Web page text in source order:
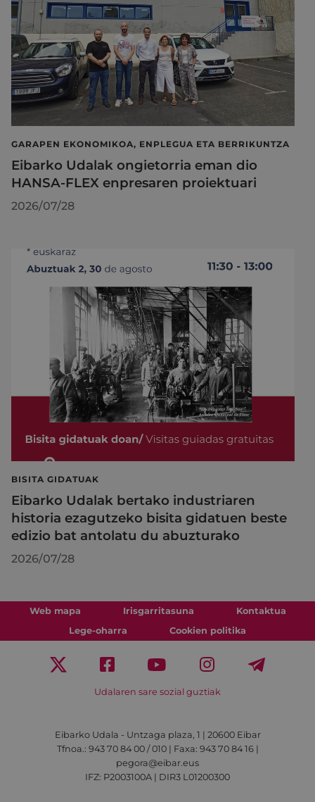
GARAPEN EKONOMIKOA, ENPLEGUA ETA BERRIKUNTZA
Eibarko Udalak ongietorria eman dio
HANSA-FLEX enpresaren proiektuari
2026/07/28
BISITA GIDATUAK
Eibarko Udalak bertako industriaren
historia ezagutzeko bisita gidatuen beste
edizio bat antolatu du abuzturako
2026/07/28
Web mapa Irisgarritasuna
Kontaktua
Lege-oharra
Cookien politika
Udalaren sare sozial guztiak
Eibarko Udala - Untzaga plaza, 1 | 20600 Eibar
Tfnoa.: 943 70 84 00 / 010 | Faxa: 943 70 84 16 |
pegora@eibar.eus
IFZ: P2003100A | DIR3 L01200300